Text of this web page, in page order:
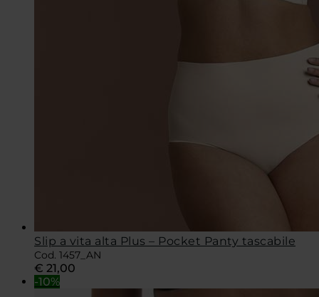
Slip a vita alta Plus – Pocket Panty tascabile
Cod. 1457_AN
€ 21,00
-10%